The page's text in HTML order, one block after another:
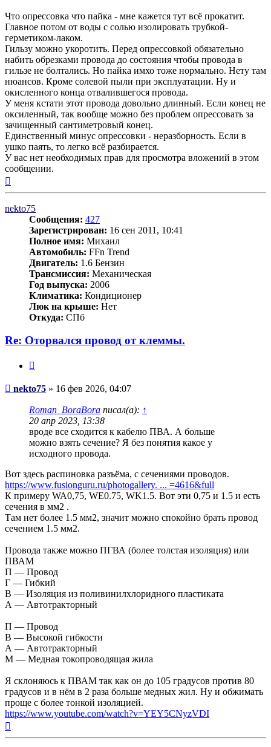
Что опрессовка что пайка - мне кажется тут всё прокатит.
Главное потом от воды с солью изолировать трубкой-
герметиком-лаком.
Гильзу можно укоротить. Перед опрессовкой обязательно
набить обрезками провода до состояния чтобы провода в
гильзе не болтались. Но пайка имхо тоже нормально. Нету там
нюансов. Кроме солевой пыли при эксплуатации. Ну и
окисленного конца отвалившегося провода.
У меня кстати этот провода довольно длинный. Если конец не
оксиленный, так вообще можно без проблем опрессовать за
зачищенный сантиметровый конец.
Единственный минус опрессовки - неразборность. Если в
ушко паять, то легко всё разбирается.
У вас нет необходимых прав для просмотра вложений в этом
сообщении.
nekto75
Сообщения: 427
Зарегистрирован: 16 сен 2011, 10:41
Полное имя: Михаил
Автомобиль: FFn Trend
Двигатель: 1.6 Бензин
Трансмиссия: Механическая
Год выпуска: 2006
Климатика: Кондиционер
Люк на крыше: Нет
Откуда: СПб
Re: Оторвался провод от клеммы.
Сообщение
nekto75 » 16 фев 2026, 04:07
Roman_BoraBora писал(а): ↑
20 апр 2023, 13:38
вроде все сходится к кабелю ПВА. А больше
можно взять сечение? Я без понятия какое у
исходного провода.
Вот здесь распиновка разъёма, с сечениями проводов.
https://www.fusionguru.ru/photogallery. ... =4616&full
К примеру WA0,75, WE0.75, WK1.5. Вот эти 0,75 и 1.5 и есть
сечения в мм2 .
Там нет более 1.5 мм2, значит можно спокойно брать провод
сечением 1.5 мм2.
Провода также можно ПГВА (более толстая изоляция) или
ПВАМ
П — Провод
Г — Гибкий
В — Изоляция из поливинилхлоридного пластиката
А — Автотракторный
П — Провод
В — Высокой гибкости
А — Автотракторный
М — Медная токопроводящая жила
Я склоняюсь к ПВАМ так как он до 105 градусов против 80
градусов и в нём в 2 раза больше медных жил. Ну и обжимать
проще с более тонкой изоляцией.
https://www.youtube.com/watch?v=YEY5CNyzVDI